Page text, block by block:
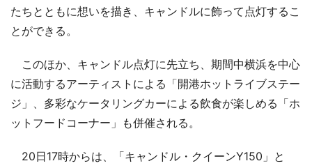
たちとともに想いを描き、キャンドルに飾って点灯するこ
とができる。
このほか、キャンドル点灯に先立ち、期間中横浜を中心
に活動するアーティストによる「開港ホットライブステー
ジ」、多彩なケータリングカーによる飲食が楽しめる「ホ
ットフードコーナー」も併催される。
20日17時からは、「キャンドル・クイーンY150」と